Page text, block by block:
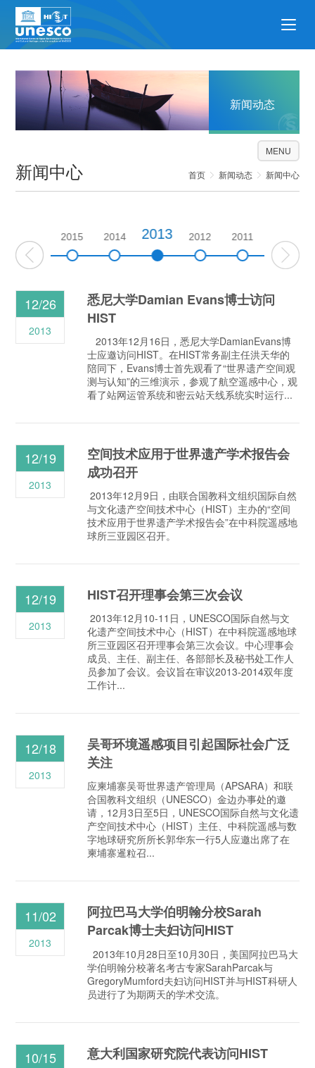
新闻动态
新闻中心 首页 新闻动态 新闻中心
MENU
2015 2014 2013 2012 2011
悉尼大学Damian Evans博士访问
HIST
2013年12月16日，悉尼大学DamianEvans博
士应邀访问HIST。在HIST常务副主任洪天华的
陪同下，Evans博士首先观看了“世界遗产空间观
测与认知”的三维演示，参观了航空遥感中心，观
看了站网运管系统和密云站天线系统实时运行...
12/26
2013
空间技术应用于世界遗产学术报告会
成功召开
2013年12月9日，由联合国教科文组织国际自然
与文化遗产空间技术中心（HIST）主办的“空间
技术应用于世界遗产学术报告会”在中科院遥感地
球所三亚园区召开。
12/19
2013
HIST召开理事会第三次会议
2013年12月10-11日，UNESCO国际自然与文
化遗产空间技术中心（HIST）在中科院遥感地球
所三亚园区召开理事会第三次会议。中心理事会
成员、主任、副主任、各部部长及秘书处工作人
员参加了会议。会议旨在审议2013-2014双年度
工作计...
12/19
2013
吴哥环境遥感项目引起国际社会广泛
关注
应柬埔寨吴哥世界遗产管理局（APSARA）和联
合国教科文组织（UNESCO）金边办事处的邀
请，12月3日至5日，UNESCO国际自然与文化遗
产空间技术中心（HIST）主任、中科院遥感与数
字地球研究所所长郭华东一行5人应邀出席了在
柬埔寨暹粒召...
12/18
2013
阿拉巴马大学伯明翰分校Sarah
Parcak博士夫妇访问HIST
2013年10月28日至10月30日，美国阿拉巴马大
学伯明翰分校著名考古专家SarahParcak与
GregoryMumford夫妇访问HIST并与HIST科研人
员进行了为期两天的学术交流。
11/02
2013
意大利国家研究院代表访问HIST
10/15